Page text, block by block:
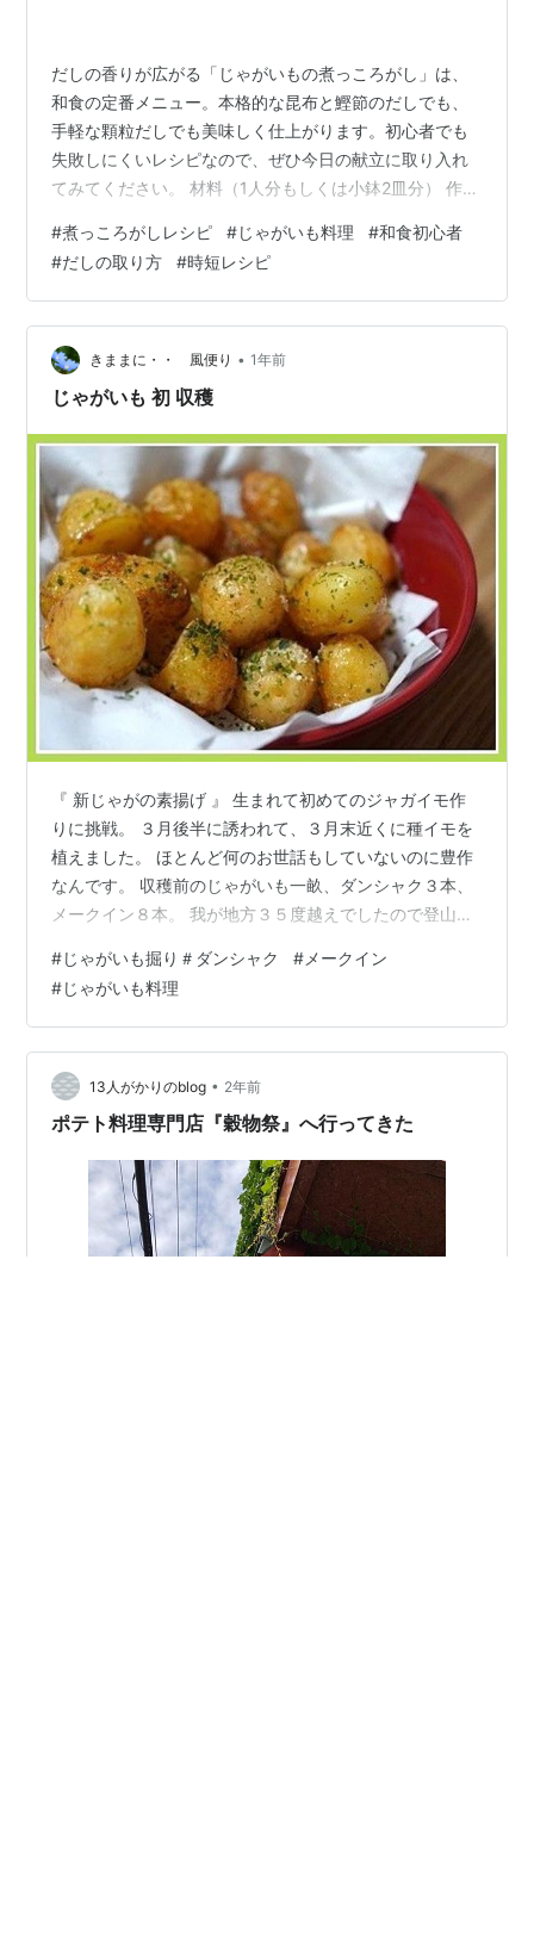
だしの香りが広がる「じゃがいもの煮っころがし」は、
和食の定番メニュー。本格的な昆布と鰹節のだしでも、
手軽な顆粒だしでも美味しく仕上がります。初心者でも
失敗しにくいレシピなので、ぜひ今日の献立に取り入れ
てみてください。 材料（1人分もしくは小鉢2皿分） 作り
時短レシピ おすすめアイテム 関連レシピ まとめ 材料（1
人分もしくは小鉢2皿分） じゃがいも（中サイズ）…1個
（約150ｇ） だし汁…120ml（※じゃがいもがひたひたに
浸る程度。詳細は後述） 醤油…大さじ1 みりん…大さじ1
酒…大さじ1 砂糖…小さじ1 サラダ油…小さじ1 ※だし汁
と…
#煮っころがしレシピ #じゃがいも料理 #和食初心者
#だしの取り方 #時短レシピ
きままに・・ 風便り • 1年前
じゃがいも 初 収穫
『 新じゃがの素揚げ 』 生まれて初めてのジャガイモ作
りに挑戦。 ３月後半に誘われて、３月末近くに種イモを
植えました。 ほとんど何のお世話もしていないのに豊作
なんです。 収穫前のじゃがいも一畝、ダンシャク３本、
メークイン８本。 我が地方３５度越えでしたので登山用
しいですね～＾＾ ↑ メークイン２本分のじゃがいも ↑
ダンシャクイモ２本分の収穫 駐車場の水道でイモ洗い。
こんなに沢山のじゃがいもを洗ったのも初めて・・・ 市
のゴミ袋に入れて、水道水を長しいれグルグル回しまし
た。 意外と上手くいって短時間で作業完了。 大きさを選
別し、緑色のジャガイ…
#じゃがいも掘り＃ダンシャク # メークイン
#じゃがいも料理
13人がかりのblog • 2年前
ポテト料理専門店『穀物祭』へ行ってきた